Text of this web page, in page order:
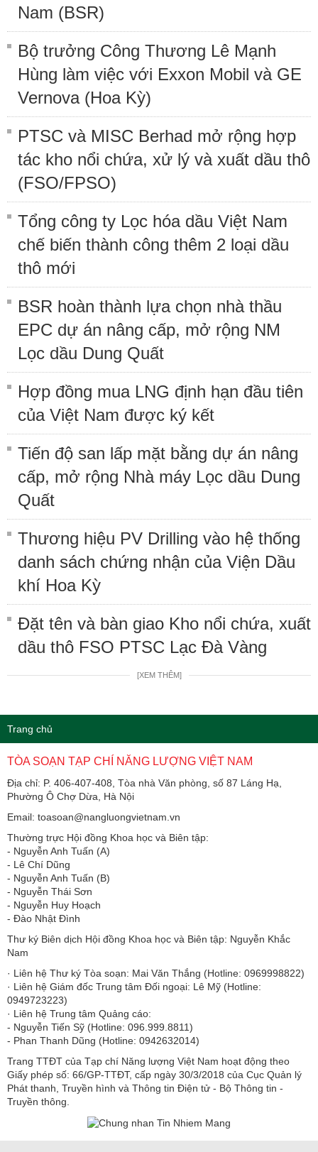
Nam (BSR)
Bộ trưởng Công Thương Lê Mạnh
Hùng làm việc với Exxon Mobil và GE
Vernova (Hoa Kỳ)
PTSC và MISC Berhad mở rộng hợp
tác kho nổi chứa, xử lý và xuất dầu thô
(FSO/FPSO)
Tổng công ty Lọc hóa dầu Việt Nam
chế biến thành công thêm 2 loại dầu
thô mới
BSR hoàn thành lựa chọn nhà thầu
EPC dự án nâng cấp, mở rộng NM
Lọc dầu Dung Quất
Hợp đồng mua LNG định hạn đầu tiên
của Việt Nam được ký kết
Tiến độ san lấp mặt bằng dự án nâng
cấp, mở rộng Nhà máy Lọc dầu Dung
Quất
Thương hiệu PV Drilling vào hệ thống
danh sách chứng nhận của Viện Dầu
khí Hoa Kỳ
Đặt tên và bàn giao Kho nổi chứa, xuất
dầu thô FSO PTSC Lạc Đà Vàng
[XEM THÊM]
Trang chủ
TÒA SOẠN TẠP CHÍ NĂNG LƯỢNG VIỆT NAM
Địa chỉ: P. 406-407-408, Tòa nhà Văn phòng, số 87 Láng Hạ,
Phường Ô Chợ Dừa, Hà Nội
Email: toasoan@nangluongvietnam.vn
Thường trực Hội đồng Khoa học và Biên tập:
​​​​​​- Nguyễn Anh Tuấn (A)
- Lê Chí Dũng
- Nguyễn Anh Tuấn (B)
- Nguyễn Thái Sơn
- Nguyễn Huy Hoạch
- Đào Nhật Đình
Thư ký Biên dịch Hội đồng Khoa học và Biên tập: Nguyễn Khắc
Nam
· Liên hệ Thư ký Tòa soạn: Mai Văn Thắng (Hotline: 0969998822)
· Liên hệ Giám đốc Trung tâm Đối ngoại: Lê Mỹ (Hotline:
0949723223)
· Liên hệ Trung tâm Quảng cáo:
- Nguyễn Tiến Sỹ (Hotline: 096.999.8811)
- Phan Thanh Dũng (Hotline: 0942632014)
Trang TTĐT của Tạp chí Năng lượng Việt Nam hoạt động theo
Giấy phép số: 66/GP-TTĐT, cấp ngày 30/3/2018 của Cục Quản lý
Phát thanh, Truyền hình và Thông tin Điện tử - Bộ Thông tin -
Truyền thông.